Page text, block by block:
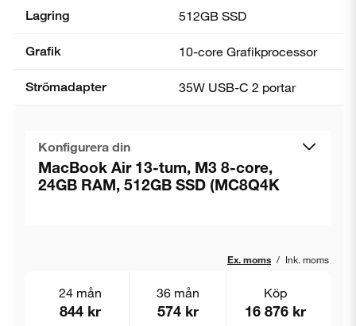
Lagring 512GB SSD
Grafik 10-core Grafik­processor
Strömadapter 35W USB-C 2 portar
Konfigurera din
MacBook Air 13-tum, M3 8-core,
24GB RAM, 512GB SSD (MC8Q4K
Ex. moms / Ink. moms
24 mån
844 kr
36 mån
574 kr
Köp
16 876 kr